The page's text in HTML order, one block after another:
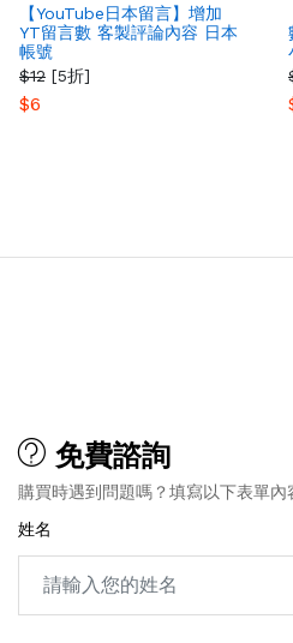
【YouTube日本留言】增加
YT留言數 客製評論內容 日本
帳號
$12 [5折]
$6
免費諮詢
購買時遇到問題嗎？填寫以下表單內
姓名